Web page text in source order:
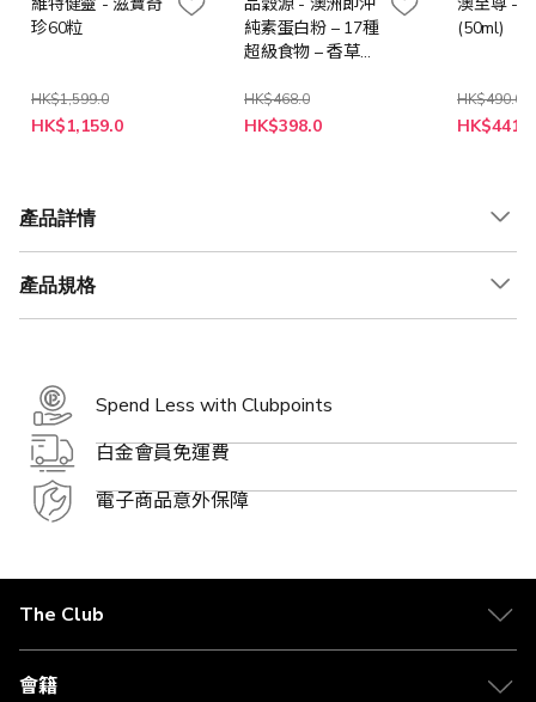
珍60粒
HK$1,599.0
特
HK$1,159.0
純素蛋白粉 – 17種
超級食物 – 香草味
HK$468.0
特
HK$398.0
(50ml)
HK$490.0
特
HK$441.0
產品詳情
產品規格
Spend Less with Clubpoints
白金會員免運費
電子商品意外保障
The Club
關於 The Club
合作夥伴
會籍